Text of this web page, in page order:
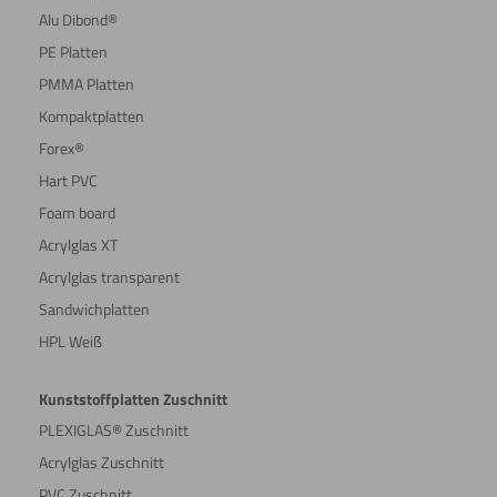
Alu Dibond®
PE Platten
PMMA Platten
Kompaktplatten
Forex®
Hart PVC
Foam board
Acrylglas XT
Acrylglas transparent
Sandwichplatten
HPL Weiß
Kunststoffplatten Zuschnitt
PLEXIGLAS® Zuschnitt
Acrylglas Zuschnitt